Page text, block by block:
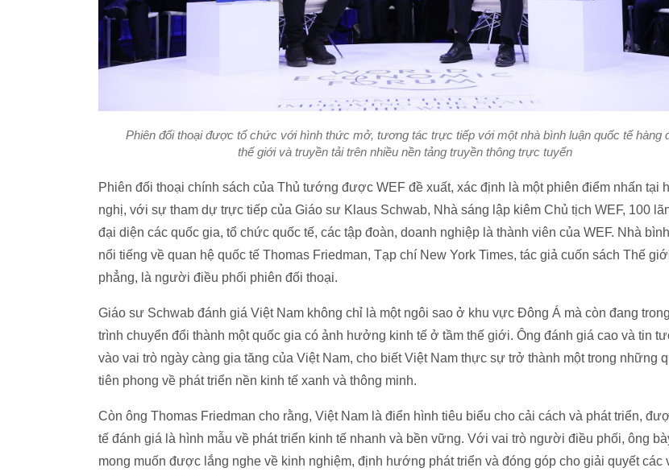
Phiên đối thoại được tổ chức với hình thức mở, tương tác trực tiếp với một nhà bình luận quốc tế hàng
thế giới và truyền tải trên nhiều nền tảng truyền thông trực tuyến
Phiên đối thoại chính sách của Thủ tướng được WEF đề xuất, xác định là một phiên điểm nhấn tại
nghị, với sự tham dự trực tiếp của Giáo sư Klaus Schwab, Nhà sáng lập kiêm Chủ tịch WEF, 100
đại diện các quốc gia, tổ chức quốc tế, các tập đoàn, doanh nghiệp là thành viên của WEF. Nhà
nổi tiếng về quan hệ quốc tế Thomas Friedman, Tạp chí New York Times, tác giả cuốn sách Thế
phẳng, là người điều phối phiên đối thoại.
Giáo sư Schwab đánh giá Việt Nam không chỉ là một ngôi sao ở khu vực Đông Á mà còn đang
trình chuyển đổi thành một quốc gia có ảnh hưởng kinh tế ở tầm thế giới. Ông đánh giá cao và tin
vào vai trò ngày càng gia tăng của Việt Nam, cho biết Việt Nam thực sự trở thành một trong những
tiên phong về phát triển nền kinh tế xanh và thông minh.
Còn ông Thomas Friedman cho rằng, Việt Nam là điển hình tiêu biểu cho cải cách và phát triển,
tế đánh giá là hình mẫu về phát triển kinh tế nhanh và bền vững. Với vai trò người điều phối, ông
mong muốn được lắng nghe về kinh nghiệm, định hướng phát triển và đóng góp cho giải quyết các